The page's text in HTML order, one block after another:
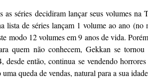
as séries decidiram lançar seus volumes na
de séries lançam 1 volume ao ano (no
modo 12 volumes em 9 anos de vida.
quem não conhecem, Gekkan se tornou
então, continua se vendendo
queda de vendas, natural para a sua